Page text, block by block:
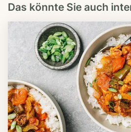
Das könnte Sie auch